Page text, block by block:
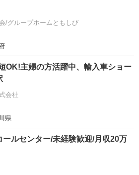
/グループホームともしび
OK!主婦の方活躍中、輸入車ショー
会社
県
ールセンター/未経験歓迎/月収20万